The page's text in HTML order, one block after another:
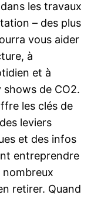
les travaux
– des plus
vous aider
à
et à
de CO2.
les clés de
leviers
et des infos
entreprendre
nombreux
retirer. Quand